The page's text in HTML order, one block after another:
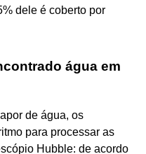
dele é coberto por
água em
de água, os
para processar as
Hubble: de acordo